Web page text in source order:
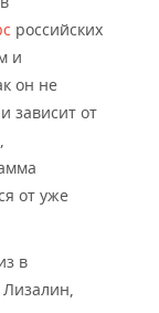
российских
и
он не
зависит от
от уже
в